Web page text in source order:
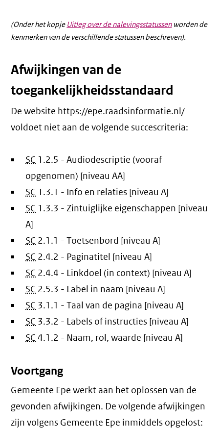
(Onder het kopje Uitleg over de nalevingsstatussenworden de
kenmerken van de verschillende statussen beschreven).
Afwijkingen van de
toegankelijkheidsstandaard
De website https://epe.raadsinformatie.nl/
voldoet niet aan de volgende succescriteria:
SC 1.2.5 - Audiodescriptie (vooraf
opgenomen) [niveau AA]
SC 1.3.1 - Info en relaties [niveau A]
SC 1.3.3 - Zintuiglijke eigenschappen [niveau
A]
SC 2.1.1 - Toetsenbord [niveau A]
SC 2.4.2 - Paginatitel [niveau A]
SC 2.4.4 - Linkdoel (in context) [niveau A]
SC 2.5.3 - Label in naam [niveau A]
SC 3.1.1 - Taal van de pagina [niveau A]
SC 3.3.2 - Labels of instructies [niveau A]
SC 4.1.2 - Naam, rol, waarde [niveau A]
Voortgang
Gemeente Epe werkt aan het oplossen van de
gevonden afwijkingen. De volgende afwijkingen
zijn volgens Gemeente Epe inmiddels opgelost: